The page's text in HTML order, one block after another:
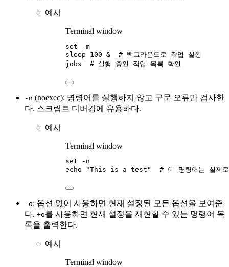
예시
Terminal window
set
-m
sleep
100 & # 백그라운드로 작업 실행
jobs
# 실행 중인 작업 목록 확인
-n (noexec): 명령어를 실행하지 않고 구문 오류만 검사한
다. 스크립트 디버깅에 유용하다.
예시
Terminal window
set
-n
echo
"This is a test " # 이 명령어는 실제
-o: 옵션 없이 사용하면 현재 설정된 모든 옵션을 보여준
다. +o를 사용하면 현재 설정을 재현할 수 있는 명령어 목
록을 출력한다.
예시
Terminal window